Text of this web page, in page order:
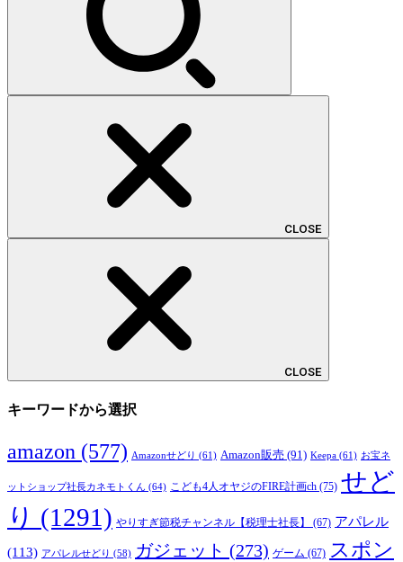
CLOSE
CLOSE
キーワードから選択
amazon (577) Amazonせどり (61) Amazon販売 (91) Keepa (61) お宝ネ
ットショップ社長カネモトくん (64) こども4人オヤジのFIRE計画ch (75) せど
り (1291) やりすぎ節税チャンネル【税理士社長】 (67) アパレル
(113) アパレルせどり (58) ガジェット (273) ゲーム (67) スポン